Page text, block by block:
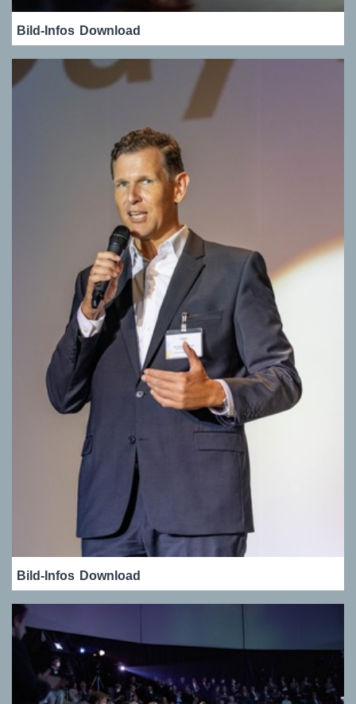
Bild-Infos Download
Bild-Infos Download